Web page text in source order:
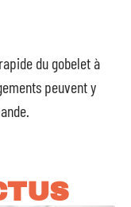
du gobelet à
peuvent y